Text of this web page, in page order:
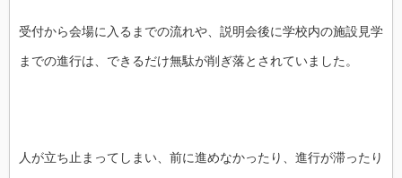
受付から会場に入るまでの流れや、説明会後に学校内の施設見学
までの進行は、できるだけ無駄が削ぎ落とされていました。
人が立ち止まってしまい、前に進めなかったり、進行が滞ったり